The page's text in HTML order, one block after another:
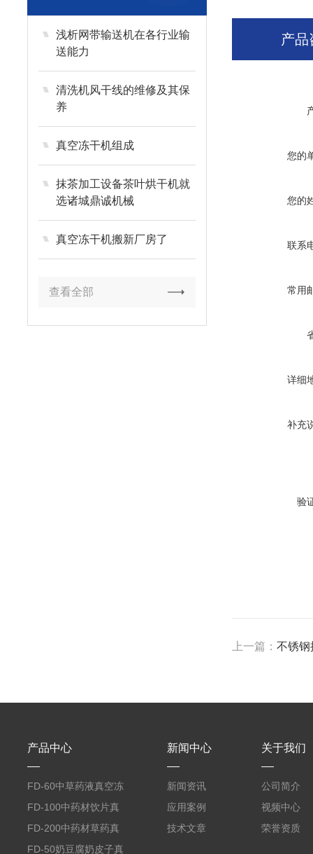
浅析网带输送机在各行业输
送能力
清洗机风干线的维修及其保
养
真空冻干机组成
抹茶加工设备茶叶烘干机就
选诸城鼎诚机械
真空冻干机搬新厂房了
查看全部
产品
您的
您的
联系
常用
详细
补充
验
上一篇：不锈钢
产品中心
FD-60中草药液真空冻
干机
FD-100中药材饮片真
空冻干机
FD-200中药材草药真
空冻干机
FD-50奶豆腐奶皮子真
新闻中心
新闻资讯
应用案例
技术文章
关于我们
公司简介
视频中心
荣誉资质